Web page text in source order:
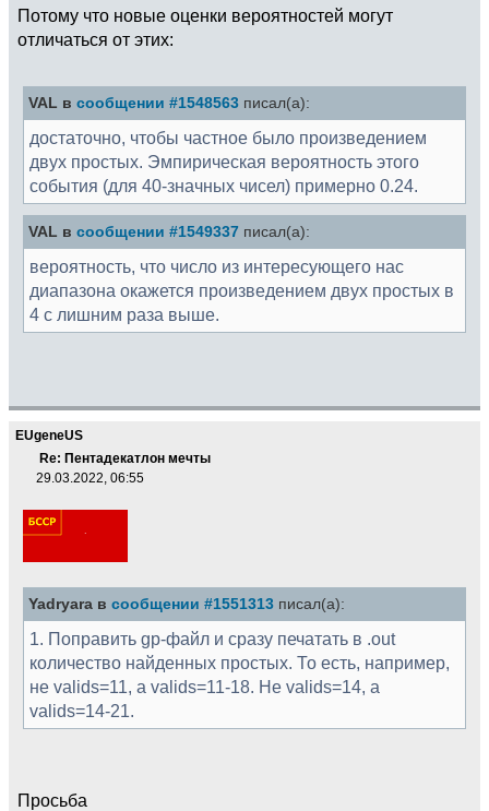
Потому что новые оценки вероятностей могут
отличаться от этих:
VAL в сообщении #1548563 писал(а):
достаточно, чтобы частное было произведением
двух простых. Эмпирическая вероятность этого
события (для 40-значных чисел) примерно 0.24.
VAL в сообщении #1549337 писал(а):
вероятность, что число из интересующего нас
диапазона окажется произведением двух простых в
4 с лишним раза выше.
EUgeneUS
Re: Пентадекатлон мечты
29.03.2022, 06:55
Yadryara в сообщении #1551313 писал(а):
1. Поправить gp-файл и сразу печатать в .out
количество найденных простых. То есть, например,
не valids=11, а valids=11-18. Не valids=14, а
valids=14-21.
Просьба